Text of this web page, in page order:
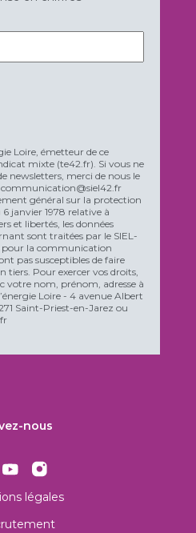
Loire, émetteur de ce
mixte (te42.fr). Si vous ne
newsletters, merci de nous le
communication@siel42.fr
général sur la protection
6 janvier 1978 relative à
et libertés, les données
sont traitées par le SIEL-
pour la communication
pas susceptibles de faire
tiers. Pour exercer vos droits,
votre nom, prénom, adresse à
Loire - 4 avenue Albert
Saint-Priest-en-Jarez ou
nous
légales